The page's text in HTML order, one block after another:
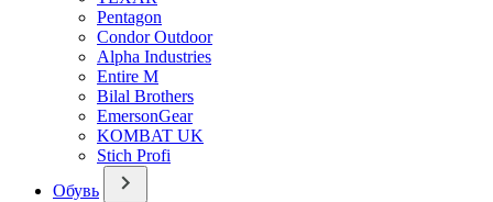
Pentagon
Condor Outdoor
Alpha Industries
Entire M
Bilal Brothers
EmersonGear
KOMBAT UK
Stich Profi
Обувь